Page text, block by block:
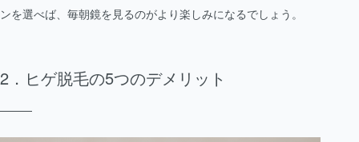
ンを選べば、毎朝鏡を見るのがより楽しみになるでしょう。
ヒゲ脱毛の5つのデメリット